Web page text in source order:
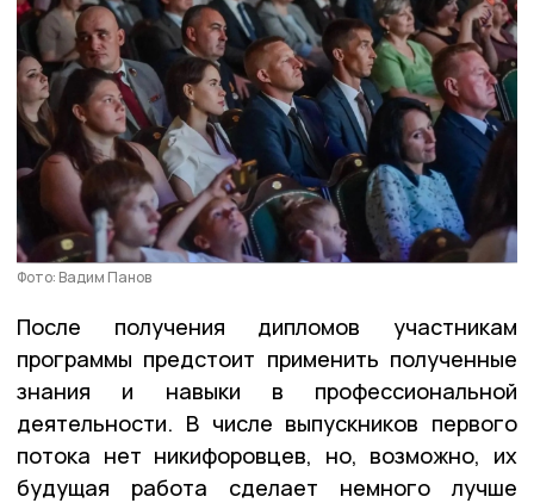
Фото: Вадим Панов
После получения дипломов участникам
программы предстоит применить полученные
знания и навыки в профессиональной
деятельности. В числе выпускников первого
потока нет никифоровцев, но, возможно, их
будущая работа сделает немного лучше